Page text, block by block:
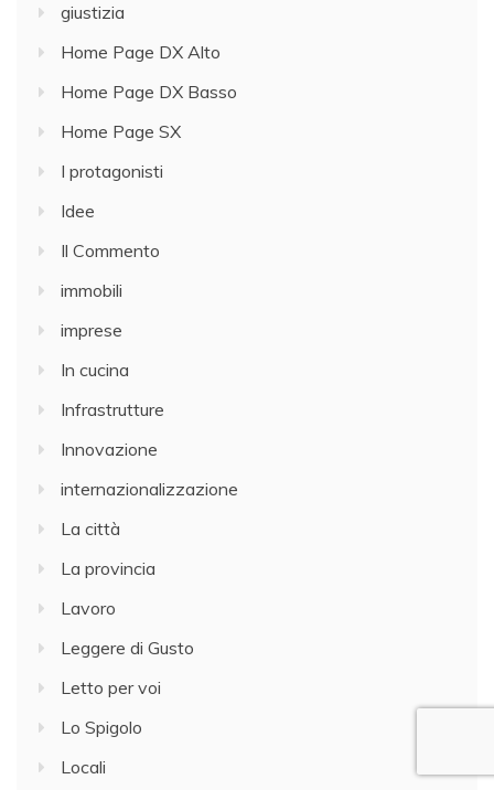
giustizia
Home Page DX Alto
Home Page DX Basso
Home Page SX
I protagonisti
Idee
Il Commento
immobili
imprese
In cucina
Infrastrutture
Innovazione
internazionalizzazione
La città
La provincia
Lavoro
Leggere di Gusto
Letto per voi
Lo Spigolo
Locali